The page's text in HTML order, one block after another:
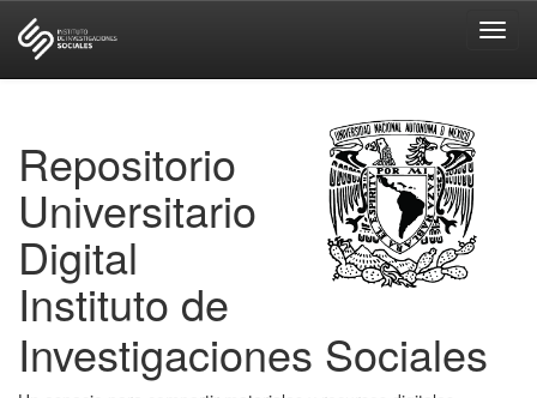
Repositorio
Universitario
Digital
Instituto de
Investigaciones Sociales